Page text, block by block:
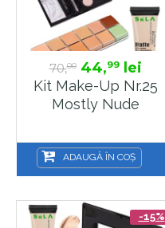
70,00 44,99lei
Kit Make-Up Nr.25
Mostly Nude
ADAUGĂ ÎN COȘ
-15%